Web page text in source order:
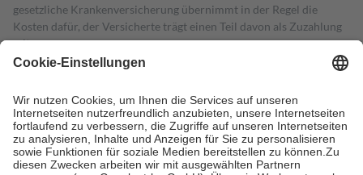
gesetzliche Krankenversicherung übernimmt in der Regel die
Kosten dafür, der Versicherte trägt einen Teil davon als Zuzahlung
mit.
Grundsätzlich leisten Mitglieder Zuzahlungen in Höhe von zehn
höchstens zehn Euro.
Es sind jedoch nie mehr als die tatsächlichen
Kosten der Leistung zu entrichten.
Diese Regeln gelten grundsätzlich auch für Online-Apotheken.
Bei Heilmitteln und häuslicher Krankenpflege beträgt die
Zuzahlung zehn Prozent der Kosten sowie zehn Euro je